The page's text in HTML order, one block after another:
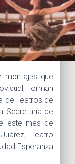
montajes que
forman
de Teatros de
Secretaría de
este mes de
Teatro
Esperanza